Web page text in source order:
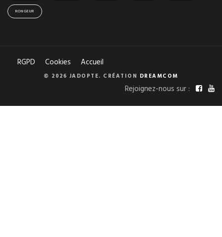
RONGEUR
RGPD Cookies Accueil
© 2026 JADOPTE. CRÉATION DREAMCOM
Rejoignez-nous sur :